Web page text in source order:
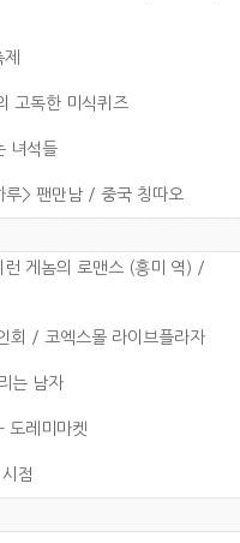
고독한 미식퀴즈
녀석들
루> 팬만남 / 중국 칭따오
게놈의 로맨스 (흥미 역) /
회 / 코엑스몰 라이브플라자
는 남자
도레미마켓
점